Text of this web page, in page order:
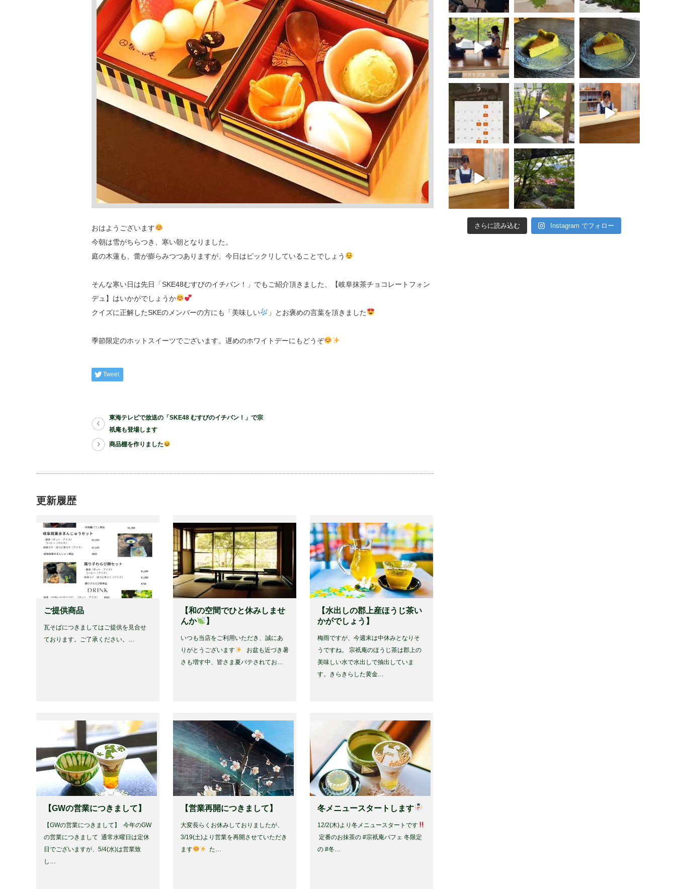
おはようございます
今朝は雪がちらつき、寒い朝となりました。
庭の木蓮も、蕾が膨らみつつありますが、今日はビックリしていることでしょう
そんな寒い日は先日「SKE48むすびのイチバン！」でもご紹介頂きました、【岐阜抹茶チョコレートフォン
デュ】はいかがでしょうか
クイズに正解したSKEのメンバーの方にも「美味しい
」とお褒めの言葉を頂きました
季節限定のホットスイーツでございます。遅めのホワイトデーにもどうぞ
Tweet
東海テレビで放送の「SKE48 むすびのイチバン！」で宗
祇庵も登場します
商品棚を作りました
更新履歴
ご提供商品
瓦そばにつきましてはご提供を見合せ
ております。ご了承ください。…
【和の空間でひと休みしませ
んか
】 ⁡
いつも当店をご利用いただき、誠にあ
りがとうございます
⁡ ⁡ お盆も近づき暑
さも増す中、皆さま夏バテされてお…
【水出しの郡上産ほうじ茶い
かがでしょう】
梅雨ですが、今週末は中休みとなりそ
うですね。 ⁡宗祇庵のほうじ茶は郡上の
美味しい水で水出しで抽出していま
す。きらきらした黄金…
【GWの営業につきまして】
【GWの営業につきまして】 ⁡ 今年のGW
の営業につきまして ⁡ 通常水曜日は定休
日でございますが、5/4(水)は営業致
し…
【営業再開につきまして】
大変長らくお休みしておりましたが、
3/19(土)より営業を再開させていただき
ます
⁡ た…
冬メニュースタートします
12/2(木)より冬メニュースタートです
⁡ 定番のお抹茶の #宗祇庵パフェ 冬限定
の #冬…
さらに読み込む Instagram でフォロー